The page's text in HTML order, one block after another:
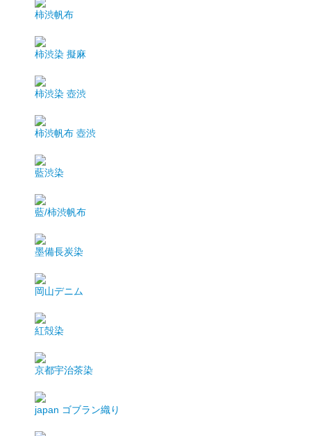
柿渋帆布
柿渋染 擬麻
柿渋染 壺渋
柿渋帆布 壺渋
藍渋染
藍/柿渋帆布
墨備長炭染
岡山デニム
紅殻染
京都宇治茶染
japan ゴブラン織り